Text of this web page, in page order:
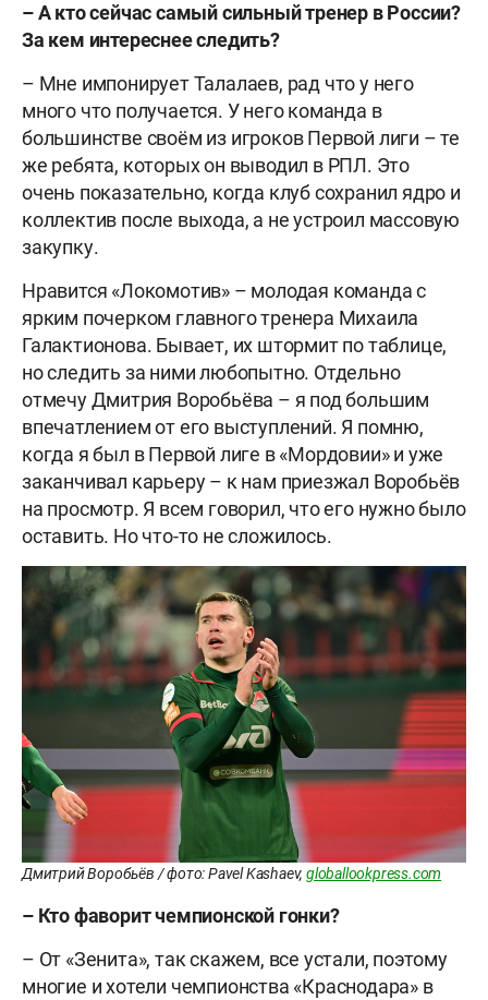
– А кто сейчас самый сильный тренер в России?
За кем интереснее следить?
– Мне импонирует Талалаев, рад что у него
много что получается. У него команда в
большинстве своём из игроков Первой лиги – те
же ребята, которых он выводил в РПЛ. Это
очень показательно, когда клуб сохранил ядро и
коллектив после выхода, а не устроил массовую
закупку.
Нравится «Локомотив» – молодая команда с
ярким почерком главного тренера Михаила
Галактионова. Бывает, их штормит по таблице,
но следить за ними любопытно. Отдельно
отмечу Дмитрия Воробьёва – я под большим
впечатлением от его выступлений. Я помню,
когда я был в Первой лиге в «Мордовии» и уже
заканчивал карьеру – к нам приезжал Воробьёв
на просмотр. Я всем говорил, что его нужно было
оставить. Но что-то не сложилось.
Дмитрий Воробьёв / фото: Pavel Kashaev, globallookpress.com
– Кто фаворит чемпионской гонки?
– От «Зенита», так скажем, все устали, поэтому
многие и хотели чемпионства «Краснодара» в